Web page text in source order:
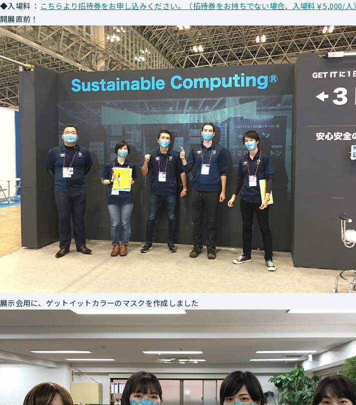
◆入場料 ： こちらより招待券をお申し込みください。（招待券をお持ちでない場合、入場料￥5,000/人）
開展直前！
展示会用に、ゲットイットカラーのマスクを作成しました